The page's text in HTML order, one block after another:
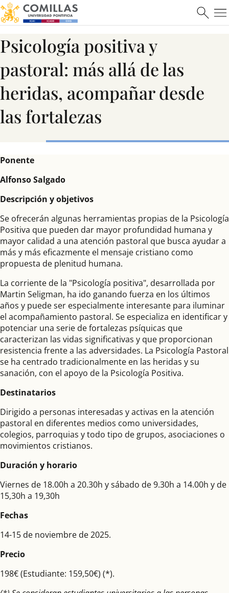
Máster en Ciberseguridad
Psicología positiva y
pastoral: más allá de las
heridas, acompañar desde
las fortalezas
Ponente
Alfonso Salgado
Descripción y objetivos
Se ofrecerán algunas herramientas propias de la Psicología
Positiva que pueden dar mayor profundidad humana y
mayor calidad a una atención pastoral que busca ayudar a
más y más eficazmente el mensaje cristiano como
propuesta de plenitud humana.
La corriente de la "Psicología positiva", desarrollada por
Martin Seligman, ha ido ganando fuerza en los últimos
años y puede ser especialmente interesante para iluminar
el acompañamiento pastoral. Se especializa en identificar y
potenciar una serie de fortalezas psíquicas que
caracterizan las vidas significativas y que proporcionan
resistencia frente a las adversidades. La Psicología Pastoral
se ha centrado tradicionalmente en las heridas y su
sanación, con el apoyo de la Psicología Positiva.
Destinatarios
Dirigido a personas interesadas y activas en la atención
pastoral en diferentes medios como universidades,
colegios, parroquias y todo tipo de grupos, asociaciones o
movimientos cristianos.
Duración y horario
Viernes de 18.00h a 20.30h y sábado de 9.30h a 14.00h y de
15,30h a 19,30h
Fechas
14-15 de noviembre de 2025.
Precio
198€ (Estudiante: 159,50€) (*).